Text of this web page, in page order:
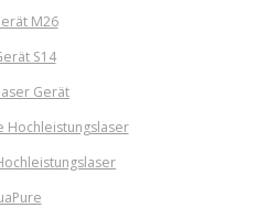
M26
S14
Gerät
Hochleistungslaser